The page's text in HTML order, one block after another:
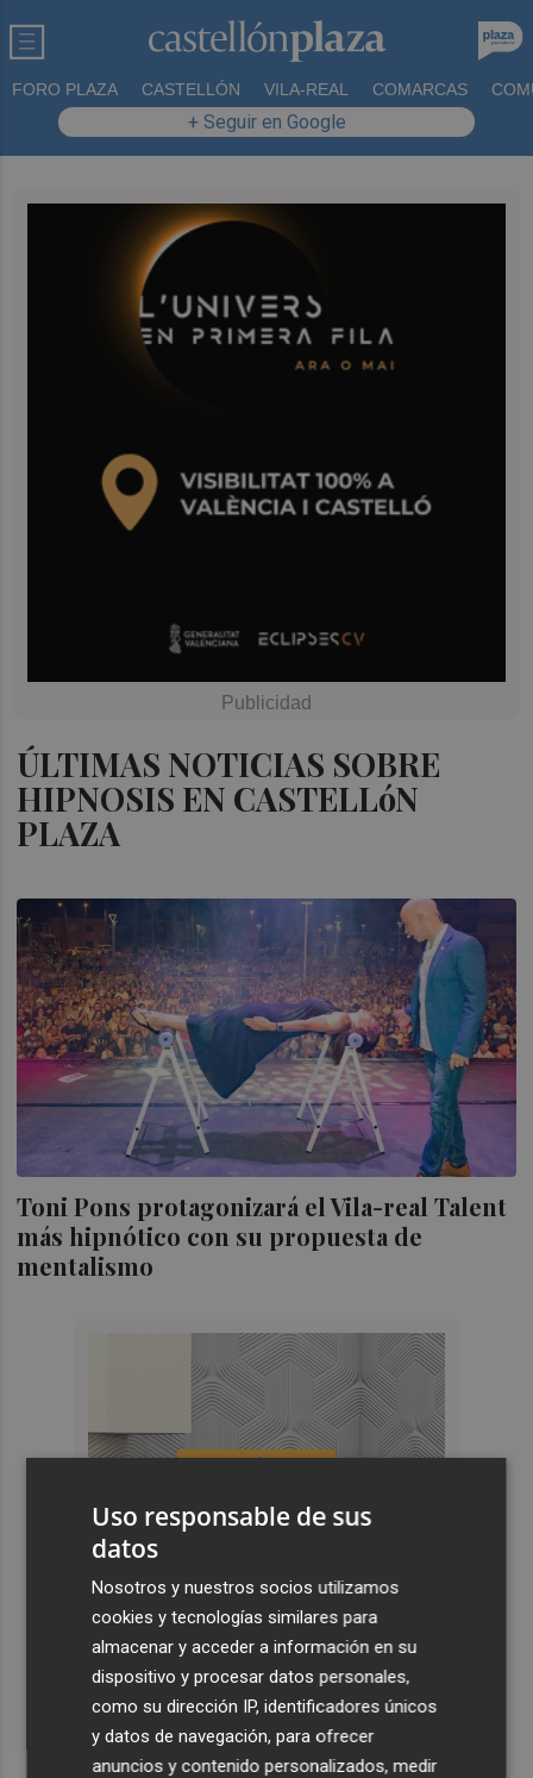
FORO PLAZA CASTELLÓN VILA-REAL COMARCAS
+ Seguir en Google
ÚLTIMAS NOTICIAS SOBRE
HIPNOSIS EN CASTELLóN
PLAZA
Toni Pons protagonizará el Vila-real Talent
más hipnótico con su propuesta de
mentalismo
Últimas Noticias
Uso responsable de sus
datos
Nosotros y nuestros socios utilizamos
cookies y tecnologías similares para
almacenar y acceder a información en su
dispositivo y procesar datos personales,
como su dirección IP, identificadores únicos
y datos de navegación, para ofrecer
anuncios y contenido personalizados, medir